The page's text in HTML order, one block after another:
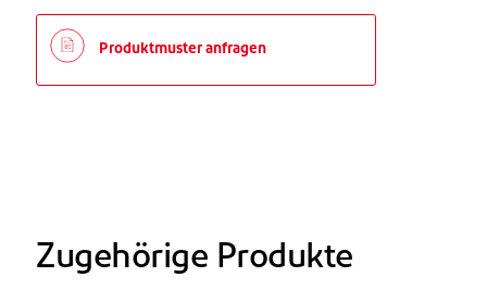
Produktmuster anfragen
Zugehörige Produkte